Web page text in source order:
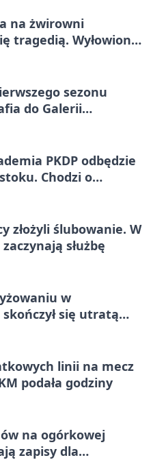
na żwirowni
tragedią. Wyłowiono
sezonu
do Galerii
PKDP odbędzie
Chodzi o
złożyli ślubowanie. W
służbę
w
się utratą
linii na mecz
podała godziny
na ogórkowej
zapisy dla